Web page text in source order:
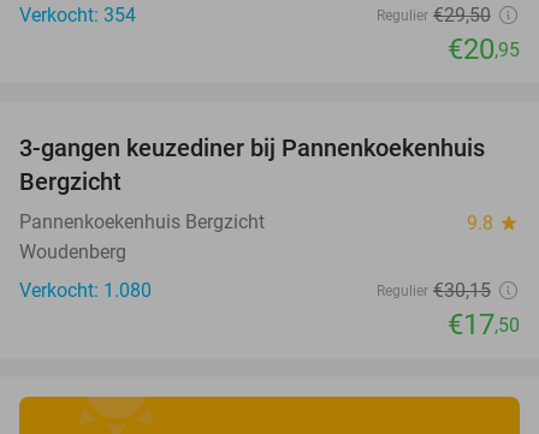
Verkocht: 354
Regulier €29,50
€20,95
42%
3-gangen keuzediner bij Pannenkoekenhuis
Bergzicht
Pannenkoekenhuis Bergzicht 9.8 star
Woudenberg
Verkocht: 1.080
Regulier €30,15
€17,50